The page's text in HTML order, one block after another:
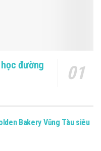
đường
Bakery Vũng Tàu siêu